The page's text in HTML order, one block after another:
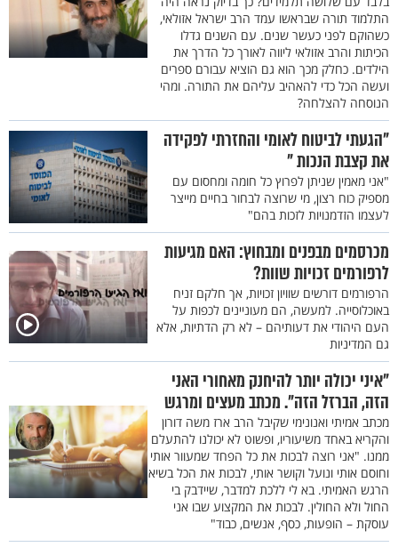
התלמוד תורה שבראשו עמד הרב ישראל אזולאי,
כשהוקם לפני כעשר שנים. עם השנים גדלו
הכיתות והרב אזולאי ליווה לאורך כל הדרך את
הילדים. כחלק מכך הוא גם הוציא עבורם ספרים
ועשה הכל כדי להאהיב עליהם את התורה. ומהי
הנוסחה להצלחה?
"הגעתי לביטוח לאומי והחזרתי לפקידה
את קצבת הנכות "
"אני מאמין שניתן לפרוץ כל חומה ומחסום עם
מספיק כוח רצון, מי שרוצה לבחור בחיים מייצר
לעצמו הזדמנויות לזכות בהם"
מכרסמים מבפנים ומבחוץ: האם מגיעות
לרפורמים זכויות שוות?
הרפורמים דורשים שוויון זכויות, אך חלקם זניח
באוכלוסייה. למעשה, הם מעוניינים לכפות על
העם היהודי את דעותיהם – לא רק הדתיות, אלא
גם המדיניות
"איני יכולה יותר להיחנק מאחורי האני
הזה, הברזל הזה". מכתב מעצים ומרגש
מכתב אמיתי ואנונימי שקיבל הרב ארז משה דורון
והקריא באחד משיעוריו, ופשוט לא יכולנו להתעלם
ממנו. "אני רוצה לבכות את כל הפחד שמעוור אותי
וחוסם אותי ונועל וקושר אותי, לבכות את הכל בשיא
הרגש האמיתי. בא לי ללכת למדבר, שיידבק בי
החול ולא החולין. לבכות את המקצוע שבו אני
עוסקת – הופעות, כסף, אנשים, כבוד"